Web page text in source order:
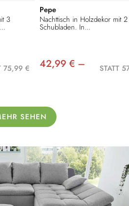
3
75,99 €
Pepe
Nachttisch in Holzdekor mit 2
Schubladen. In...
42,99 € – STATT
SEHEN